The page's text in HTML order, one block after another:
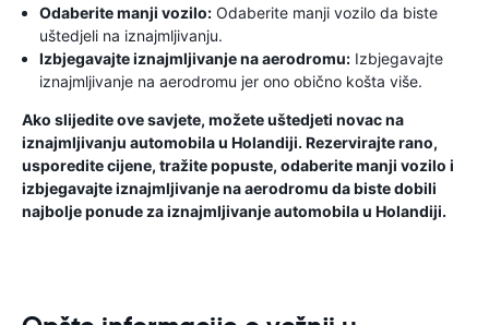
Odaberite manji vozilo: Odaberite manji vozilo da biste
uštedjeli na iznajmljivanju.
Izbjegavajte iznajmljivanje na aerodromu: Izbjegavajte
iznajmljivanje na aerodromu jer ono obično košta više.
Ako slijedite ove savjete, možete uštedjeti novac na
iznajmljivanju automobila u Holandiji. Rezervirajte rano,
usporedite cijene, tražite popuste, odaberite manji vozilo i
izbjegavajte iznajmljivanje na aerodromu da biste dobili
najbolje ponude za iznajmljivanje automobila u Holandiji.